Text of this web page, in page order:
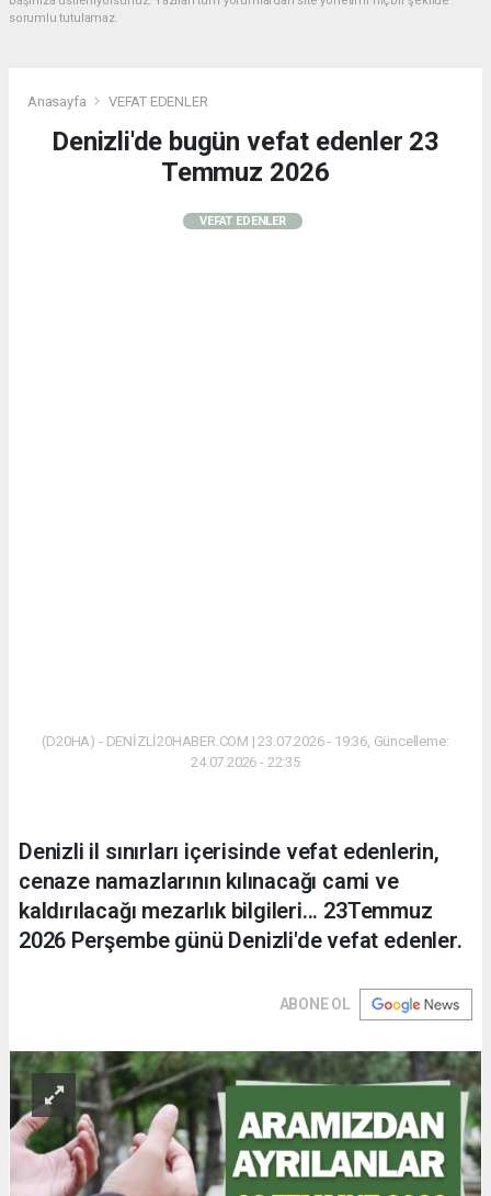
sorumlu tutulamaz.
Anasayfa VEFAT EDENLER
Denizli'de bugün vefat edenler 23
Temmuz 2026
VEFAT EDENLER
(D20HA) - DENİZLİ20HABER.COM | 23.07.2026 - 19:36, Güncelleme:
24.07.2026 - 22:35
Denizli il sınırları içerisinde vefat edenlerin,
cenaze namazlarının kılınacağı cami ve
kaldırılacağı mezarlık bilgileri... 23Temmuz
2026 Perşembe günü Denizli'de vefat edenler.
ABONE OL